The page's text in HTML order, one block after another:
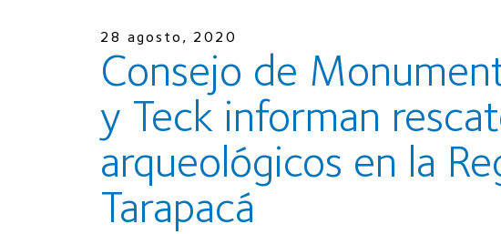
28 agosto, 2020
Consejo de
y Teck informan
arqueológicos en la
Tarapacá